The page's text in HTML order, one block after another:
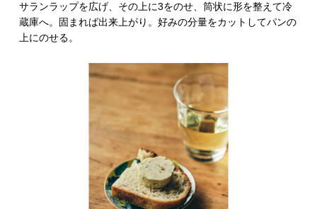
サランラップを広げ、その上に3をのせ、筒状に形を整えて冷
蔵庫へ。固まれば出来上がり。好みの分量をカットしてパンの
上にのせる。